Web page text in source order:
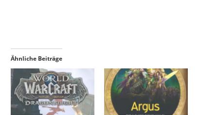
Ähnliche Beiträge